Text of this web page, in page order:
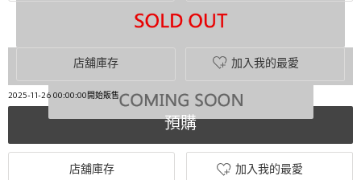
店舖庫存 加入我的最愛
2025-11-26 00:00:00開始販售
預購
店舖庫存 加入我的最愛